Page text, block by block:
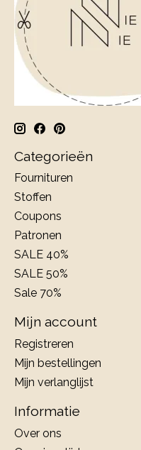
Categorieën
Fournituren
Stoffen
Coupons
Patronen
SALE 40%
SALE 50%
Sale 70%
Mijn account
Registreren
Mijn bestellingen
Mijn verlanglijst
Informatie
Over ons